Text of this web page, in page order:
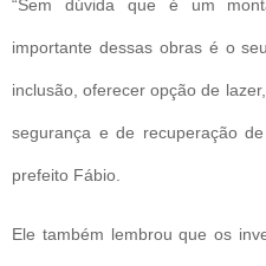
“Sem dúvida que é um
importante dessas obras é o
inclusão, oferecer opção de
segurança e de recuperação
prefeito Fábio.
Ele também lembrou que os